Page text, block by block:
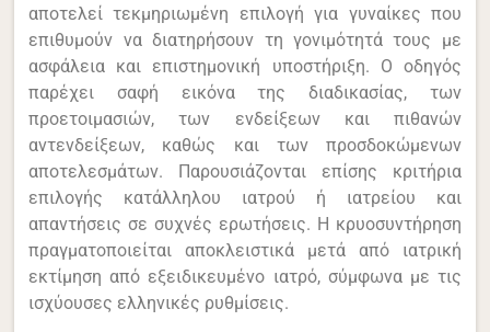
αποτελεί τεκμηριωμένη επιλογή για γυναίκες που
επιθυμούν να διατηρήσουν τη γονιμότητά τους με
ασφάλεια και επιστημονική υποστήριξη. Ο οδηγός
παρέχει σαφή εικόνα της διαδικασίας, των
προετοιμασιών, των ενδείξεων και πιθανών
αντενδείξεων, καθώς και των προσδοκώμενων
αποτελεσμάτων. Παρουσιάζονται επίσης κριτήρια
επιλογής κατάλληλου ιατρού ή ιατρείου και
απαντήσεις σε συχνές ερωτήσεις. Η κρυοσυντήρηση
πραγματοποιείται αποκλειστικά μετά από ιατρική
εκτίμηση από εξειδικευμένο ιατρό, σύμφωνα με τις
ισχύουσες ελληνικές ρυθμίσεις.